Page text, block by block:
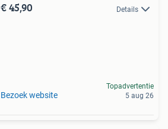
€ 45,90 Details
Bezoek website
Topadvertentie
5 aug 26